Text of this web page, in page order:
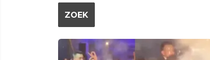
ZOEK